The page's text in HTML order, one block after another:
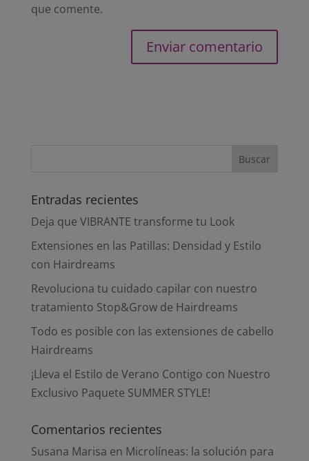
que comente.
Entradas recientes
Deja que VIBRANTE transforme tu Look
Extensiones en las Patillas: Densidad y Estilo
con Hairdreams
Revoluciona tu cuidado capilar con nuestro
tratamiento Stop&Grow de Hairdreams
Todo es posible con las extensiones de cabello
Hairdreams
¡Lleva el Estilo de Verano Contigo con Nuestro
Exclusivo Paquete SUMMER STYLE!
Comentarios recientes
Susana Marisa en Microlíneas: la solución para